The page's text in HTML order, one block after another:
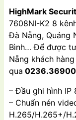
là:
HighMark
7608NI-K2 8
Đà Nẵng, Quảng
Bình… Để được
Nẵng khách
qua
– Đầu ghi hình IP
– Chuẩn nén
H.265/H.265+/